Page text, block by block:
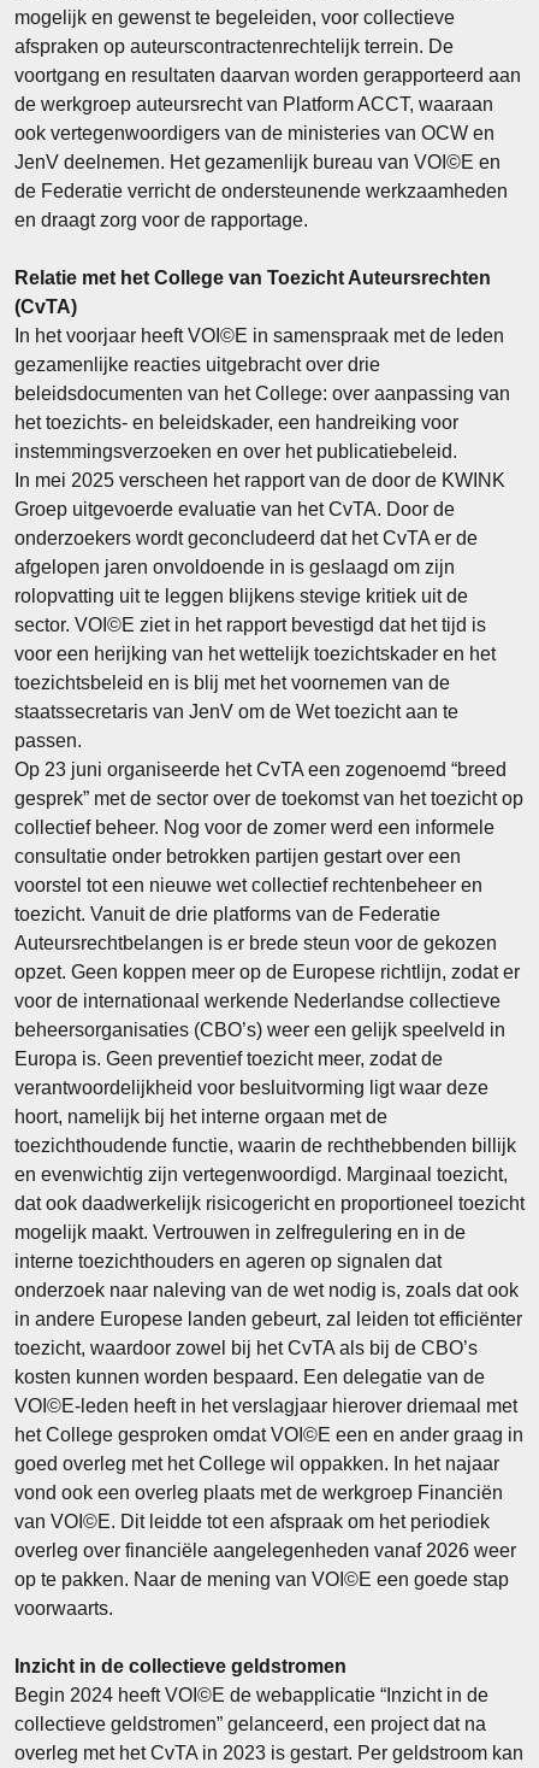
mogelijk en gewenst te begeleiden, voor collectieve
afspraken op auteurscontractenrechtelijk terrein. De
voortgang en resultaten daarvan worden gerapporteerd aan
de werkgroep auteursrecht van Platform ACCT, waaraan
ook vertegenwoordigers van de ministeries van OCW en
JenV deelnemen. Het gezamenlijk bureau van VOI©E en
de Federatie verricht de ondersteunende werkzaamheden
en draagt zorg voor de rapportage.
Relatie met het College van Toezicht Auteursrechten
(CvTA)
In het voorjaar heeft VOI©E in samenspraak met de leden
gezamenlijke reacties uitgebracht over drie
beleidsdocumenten van het College: over aanpassing van
het toezichts- en beleidskader, een handreiking voor
instemmingsverzoeken en over het publicatiebeleid.
In mei 2025 verscheen het rapport van de door de KWINK
Groep uitgevoerde evaluatie van het CvTA. Door de
onderzoekers wordt geconcludeerd dat het CvTA er de
afgelopen jaren onvoldoende in is geslaagd om zijn
rolopvatting uit te leggen blijkens stevige kritiek uit de
sector. VOI©E ziet in het rapport bevestigd dat het tijd is
voor een herijking van het wettelijk toezichtskader en het
toezichtsbeleid en is blij met het voornemen van de
staatssecretaris van JenV om de Wet toezicht aan te
passen.
Op 23 juni organiseerde het CvTA een zogenoemd “breed
gesprek” met de sector over de toekomst van het toezicht op
collectief beheer. Nog voor de zomer werd een informele
consultatie onder betrokken partijen gestart over een
voorstel tot een nieuwe wet collectief rechtenbeheer en
toezicht. Vanuit de drie platforms van de Federatie
Auteursrechtbelangen is er brede steun voor de gekozen
opzet. Geen koppen meer op de Europese richtlijn, zodat er
voor de internationaal werkende Nederlandse collectieve
beheersorganisaties (CBO’s) weer een gelijk speelveld in
Europa is. Geen preventief toezicht meer, zodat de
verantwoordelijkheid voor besluitvorming ligt waar deze
hoort, namelijk bij het interne orgaan met de
toezichthoudende functie, waarin de rechthebbenden billijk
en evenwichtig zijn vertegenwoordigd. Marginaal toezicht,
dat ook daadwerkelijk risicogericht en proportioneel toezicht
mogelijk maakt. Vertrouwen in zelfregulering en in de
interne toezichthouders en ageren op signalen dat
onderzoek naar naleving van de wet nodig is, zoals dat ook
in andere Europese landen gebeurt, zal leiden tot efficiënter
toezicht, waardoor zowel bij het CvTA als bij de CBO’s
kosten kunnen worden bespaard. Een delegatie van de
VOI©E-leden heeft in het verslagjaar hierover driemaal met
het College gesproken omdat VOI©E een en ander graag in
goed overleg met het College wil oppakken. In het najaar
vond ook een overleg plaats met de werkgroep Financiën
van VOI©E. Dit leidde tot een afspraak om het periodiek
overleg over financiële aangelegenheden vanaf 2026 weer
op te pakken. Naar de mening van VOI©E een goede stap
voorwaarts.
Inzicht in de collectieve geldstromen
Begin 2024 heeft VOI©E de webapplicatie “Inzicht in de
collectieve geldstromen” gelanceerd, een project dat na
overleg met het CvTA in 2023 is gestart. Per geldstroom kan